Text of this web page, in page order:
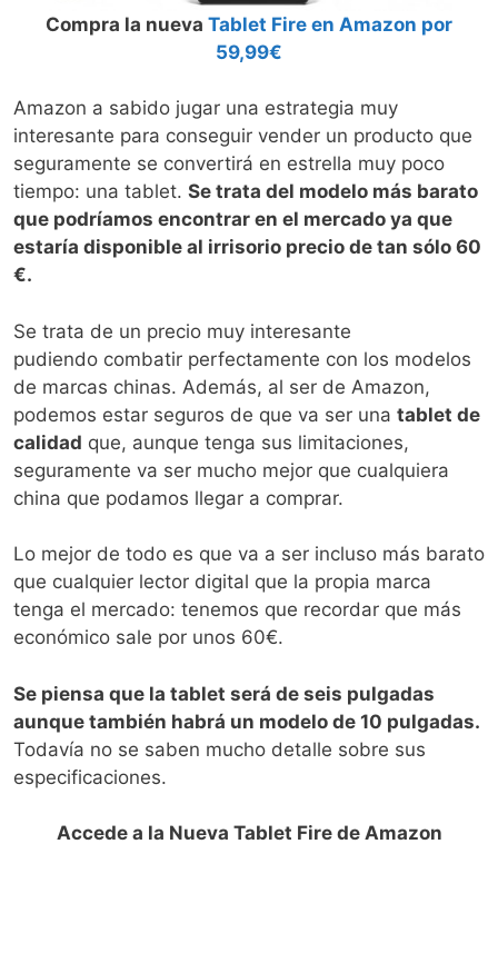
Compra la nueva Tablet Fire en Amazon por
59,99€
Amazon a sabido jugar una estrategia muy
interesante para conseguir vender un producto que
seguramente se convertirá en estrella muy poco
tiempo: una tablet. Se trata del modelo más barato
que podríamos encontrar en el mercado ya que
estaría disponible al irrisorio precio de tan sólo 60
€.
Se trata de un precio muy interesante
pudiendo combatir perfectamente con los modelos
de marcas chinas. Además, al ser de Amazon,
podemos estar seguros de que va ser una tablet de
calidad que, aunque tenga sus limitaciones,
seguramente va ser mucho mejor que cualquiera
china que podamos llegar a comprar.
Lo mejor de todo es que va a ser incluso más barato
que cualquier lector digital que la propia marca
tenga el mercado: tenemos que recordar que más
económico sale por unos 60€.
Se piensa que la tablet será de seis pulgadas
aunque también habrá un modelo de 10 pulgadas.
Todavía no se saben mucho detalle sobre sus
especificaciones.
Accede a la Nueva Tablet Fire de Amazon